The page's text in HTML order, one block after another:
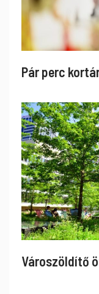
Pár perc
Városzöldítő